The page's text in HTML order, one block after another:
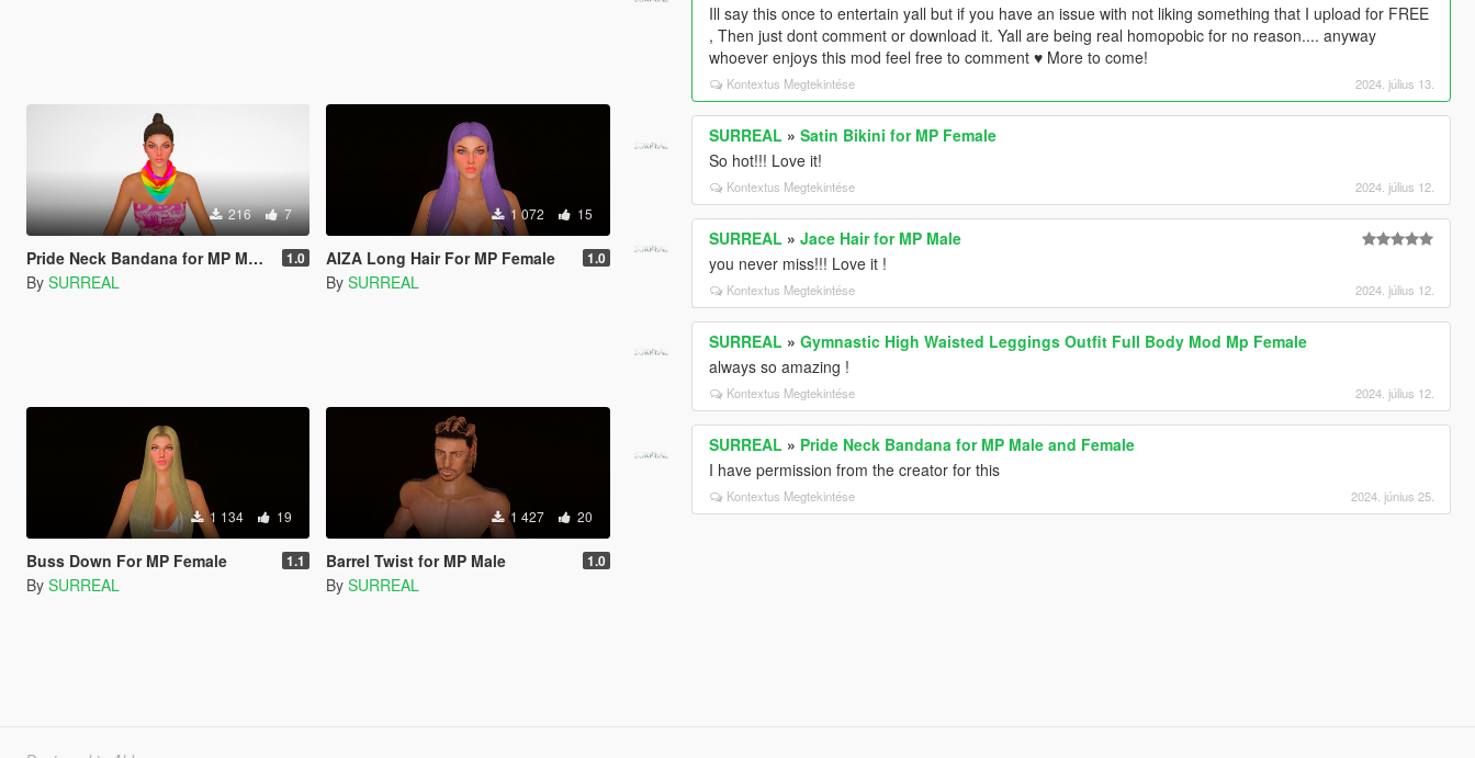
216 7
Pride Neck Bandana for MP Male and Female 1.0
By SURREAL
1 072 15
AIZA Long Hair For MP Female 1.0
By SURREAL
1 134 19
Buss Down For MP Female 1.1
By SURREAL
1 427 20
Barrel Twist for MP Male 1.0
By SURREAL
Ill say this once to entertain yall but if you have an issue with not liking something that I upload for FREE
, Then just dont comment or download it. Yall are being real homopobic for no reason.... anyway
whoever enjoys this mod feel free to comment ♥ More to come!
Kontextus Megtekintése 2024. július 13.
SURREAL »Satin Bikini for MP Female
So hot!!! Love it!
Kontextus Megtekintése 2024. július 12.
SURREAL »Jace Hair for MP Male
you never miss!!! Love it !
Kontextus Megtekintése 2024. július 12.
SURREAL »Gymnastic High Waisted Leggings Outfit Full Body Mod Mp Female
always so amazing !
Kontextus Megtekintése 2024. július 12.
SURREAL » Pride Neck Bandana for MP Male and Female
I have permission from the creator for this
Kontextus Megtekintése 2024. június 25.